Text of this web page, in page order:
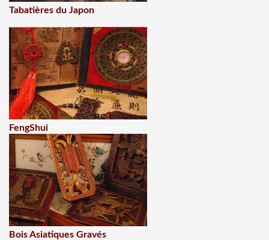
Tabatières du Japon
FengShui
Bois Asiatiques Gravés